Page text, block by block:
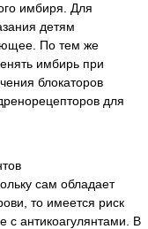
имбиря. Для
детям
По тем же
имбирь при
блокаторов
для
сам обладает
то имеется риск
с антикоагулянтами. В